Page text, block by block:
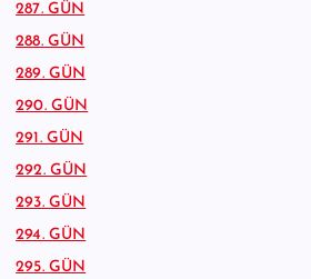
287. GÜN
288. GÜN
289. GÜN
290. GÜN
291. GÜN
292. GÜN
293. GÜN
294. GÜN
295. GÜN